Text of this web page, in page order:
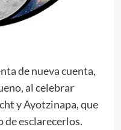
de nueva cuenta,
al celebrar
y Ayotzinapa, que
de esclarecerlos.